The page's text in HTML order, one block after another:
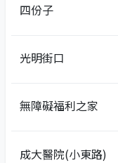
四份子
光明街口
無障礙福利之家
成大醫院(小東路)